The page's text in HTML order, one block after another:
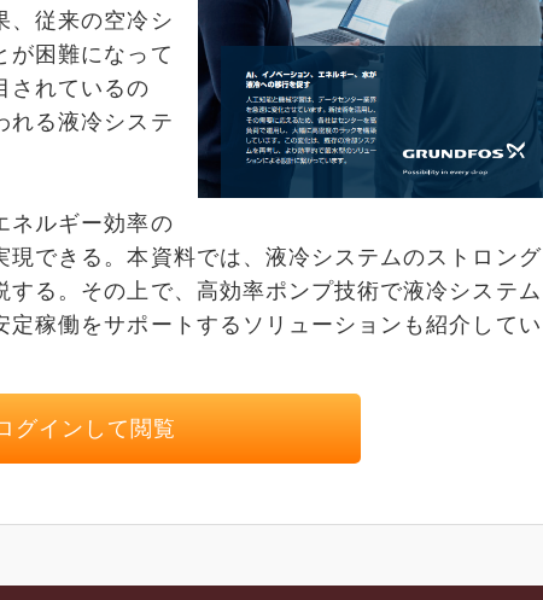
、従来の空冷シ
が困難になって
されているの
れる液冷システ
ネルギー効率の
できる。本資料では、液冷システムのストロング
る。その上で、高効率ポンプ技術で液冷システム
稼働をサポートするソリューションも紹介してい
グインして閲覧